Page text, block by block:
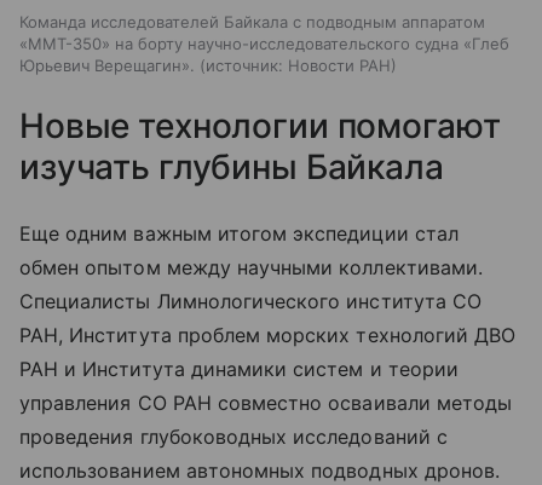
Команда исследователей Байкала с подводным аппаратом
«ММТ-350» на борту научно-исследовательского судна «Глеб
Юрьевич Верещагин».
источник: Новости РАН
Новые технологии помогают
изучать глубины Байкала
Еще одним важным итогом экспедиции стал
обмен опытом между научными коллективами.
Специалисты Лимнологического института СО
РАН, Института проблем морских технологий ДВО
РАН и Института динамики систем и теории
управления СО РАН совместно осваивали методы
проведения глубоководных исследований с
использованием автономных подводных дронов.